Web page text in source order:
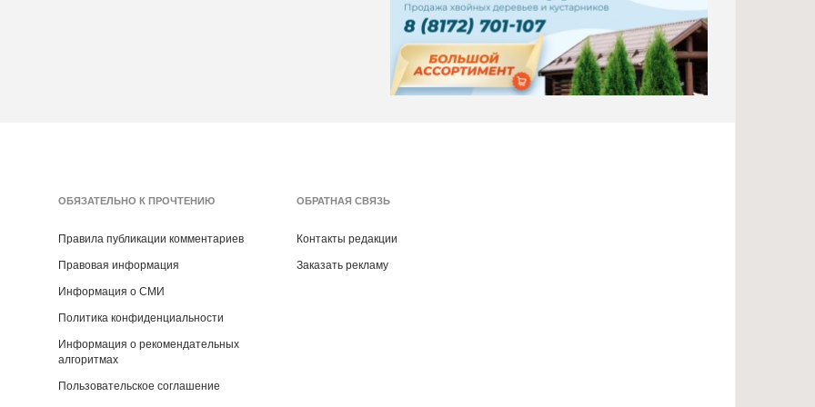
ОБЯЗАТЕЛЬНО К ПРОЧТЕНИЮ
Правила публикации комментариев
Правовая информация
Информация о СМИ
Политика конфиденциальности
Информация о рекомендательных
алгоритмах
Пользовательское соглашение
ОБРАТНАЯ СВЯЗЬ
Контакты редакции
Заказать рекламу